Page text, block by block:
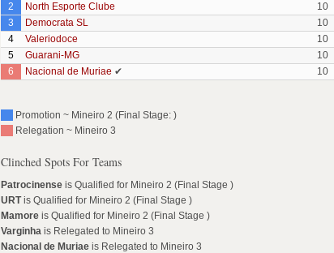
2
North Esporte Clube 10
3
Democrata SL 10
4
Valeriodoce 10
5
Guarani-MG 10
6
Nacional de Muriae ✔ 10
Promotion ~ Mineiro 2 (Final Stage: )
Relegation ~ Mineiro 3
Clinched Spots For Teams
Patrocinense is Qualified for Mineiro 2 (Final Stage )
URTis Qualified for Mineiro 2 (Final Stage )
Mamore is Qualified for Mineiro 2 (Final Stage )
Varginha is Relegated to Mineiro 3
Nacional de Muriae is Relegated to Mineiro 3